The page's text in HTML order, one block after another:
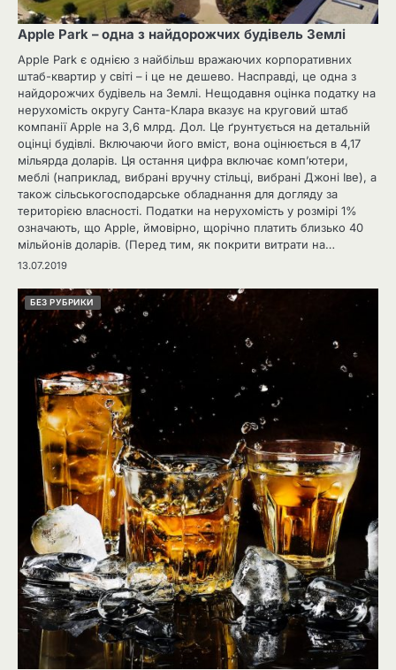
Apple Park – одна з найдорожчих будівель Землі
Apple Park є однією з найбільш вражаючих корпоративних
штаб-квартир у світі – і це не дешево. Насправді, це одна з
найдорожчих будівель на Землі. Нещодавня оцінка податку на
нерухомість округу Санта-Клара вказує на круговий штаб
компанії Apple на 3,6 млрд. Дол. Це ґрунтується на детальній
оцінці будівлі. Включаючи його вміст, вона оцінюється в 4,17
мільярда доларів. Ця остання цифра включає комп’ютери,
меблі (наприклад, вибрані вручну стільці, вибрані Джоні Іве), а
також сільськогосподарське обладнання для догляду за
територією власності. Податки на нерухомість у розмірі 1%
означають, що Apple, ймовірно, щорічно платить близько 40
мільйонів доларів. (Перед тим, як покрити витрати на…
13.07.2019
БЕЗ РУБРИКИ